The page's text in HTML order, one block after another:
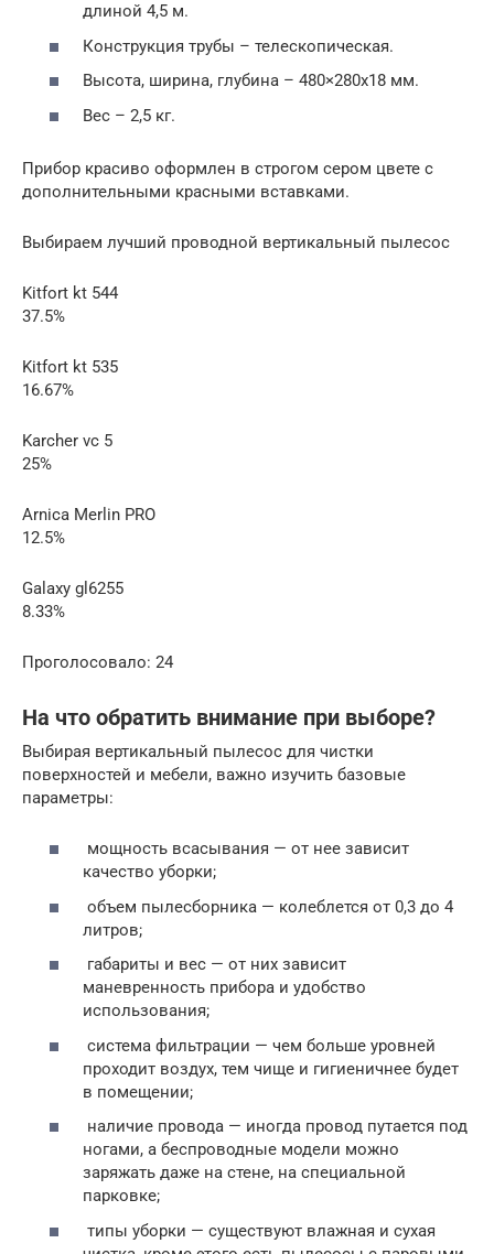
длиной 4,5 м.
Конструкция трубы – телескопическая.
Высота, ширина, глубина – 480×280х18 мм.
Вес – 2,5 кг.
Прибор красиво оформлен в строгом сером цвете с
дополнительными красными вставками.
Выбираем лучший проводной вертикальный пылесос
Kitfort kt 544
37.5%
Kitfort kt 535
16.67%
Karcher vc 5
25%
Arnica Merlin PRO
12.5%
Galaxy gl6255
8.33%
Проголосовало: 24
На что обратить внимание при выборе?
Выбирая вертикальный пылесос для чистки
поверхностей и мебели, важно изучить базовые
параметры:
мощность всасывания — от нее зависит
качество уборки;
объем пылесборника — колеблется от 0,3 до 4
литров;
габариты и вес — от них зависит
маневренность прибора и удобство
использования;
система фильтрации — чем больше уровней
проходит воздух, тем чище и гигиеничнее будет
в помещении;
наличие провода — иногда провод путается под
ногами, а беспроводные модели можно
заряжать даже на стене, на специальной
парковке;
типы уборки — существуют влажная и сухая